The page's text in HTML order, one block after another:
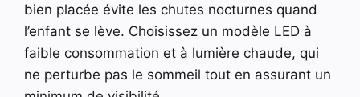
bien placée évite les chutes nocturnes quand
l’enfant se lève. Choisissez un modèle LED à
faible consommation et à lumière chaude, qui
ne perturbe pas le sommeil tout en assurant un